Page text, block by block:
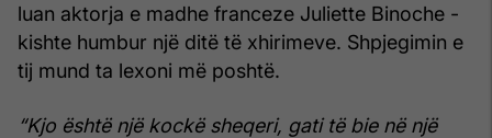
luan aktorja e madhe franceze Juliette Binoche -
kishte humbur një ditë të xhirimeve. Shpjegimin e
tij mund ta lexoni më poshtë.
“Kjo është një kockë sheqeri, gati të bie në një